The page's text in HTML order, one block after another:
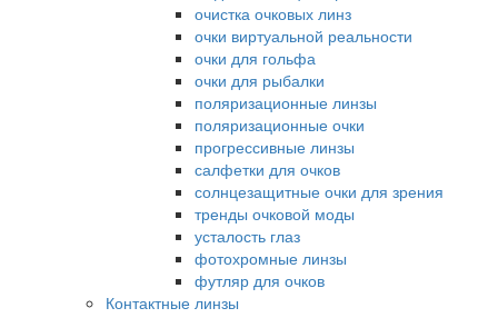
очистка очковых линз
очки виртуальной реальности
очки для гольфа
очки для рыбалки
поляризационные линзы
поляризационные очки
прогрессивные линзы
салфетки для очков
солнцезащитные очки для зрения
тренды очковой моды
усталость глаз
фотохромные линзы
футляр для очков
Контактные линзы